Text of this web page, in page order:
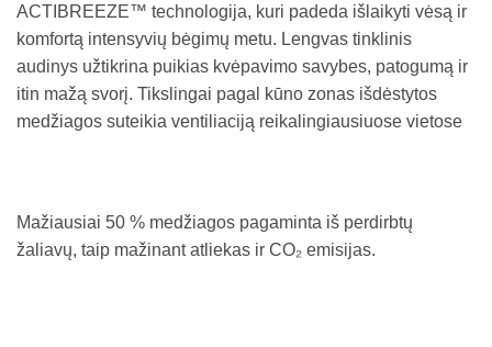
ACTIBREEZE™ technologija, kuri padeda išlaikyti vėsą ir
komfortą intensyvių bėgimų metu. Lengvas tinklinis
audinys užtikrina puikias kvėpavimo savybes, patogumą ir
itin mažą svorį. Tikslingai pagal kūno zonas išdėstytos
medžiagos suteikia ventiliaciją reikalingiausiuose vietose
Mažiausiai 50 % medžiagos pagaminta iš perdirbtų
žaliavų, taip mažinant atliekas ir CO₂ emisijas.